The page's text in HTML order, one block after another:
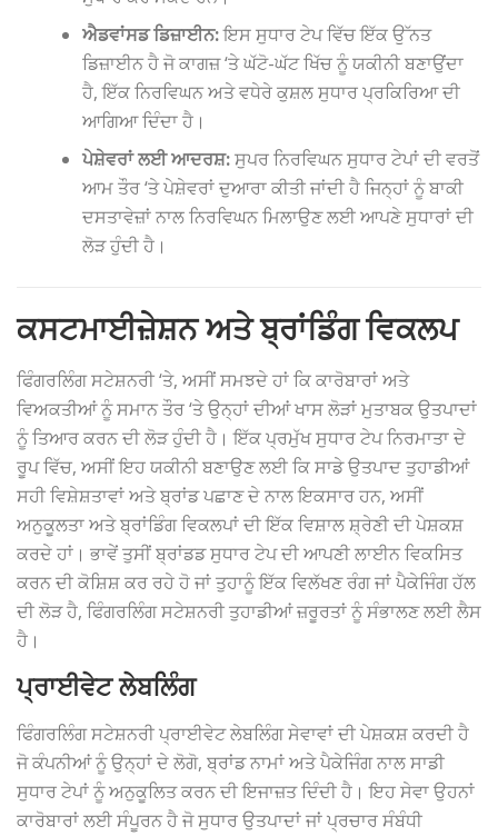
ਐਡਵਾਂਸਡ ਡਿਜ਼ਾਈਨ:ਇਸ ਸੁਧਾਰ ਟੇਪ ਵਿੱਚ ਇੱਕ ਉੱਨਤ
ਡਿਜ਼ਾਈਨ ਹੈ ਜੋ ਕਾਗਜ਼ ‘ਤੇ ਘੱਟੋ-ਘੱਟ ਖਿੱਚ ਨੂੰ ਯਕੀਨੀ ਬਣਾਉਂਦਾ
ਹੈ, ਇੱਕ ਨਿਰਵਿਘਨ ਅਤੇ ਵਧੇਰੇ ਕੁਸ਼ਲ ਸੁਧਾਰ ਪ੍ਰਕਿਰਿਆ ਦੀ
ਆਗਿਆ ਦਿੰਦਾ ਹੈ।
ਪੇਸ਼ੇਵਰਾਂ ਲਈ ਆਦਰਸ਼:ਸੁਪਰ ਨਿਰਵਿਘਨ ਸੁਧਾਰ ਟੇਪਾਂ ਦੀ ਵਰਤੋਂ
ਆਮ ਤੌਰ ‘ਤੇ ਪੇਸ਼ੇਵਰਾਂ ਦੁਆਰਾ ਕੀਤੀ ਜਾਂਦੀ ਹੈ ਜਿਨ੍ਹਾਂ ਨੂੰ ਬਾਕੀ
ਦਸਤਾਵੇਜ਼ਾਂ ਨਾਲ ਨਿਰਵਿਘਨ ਮਿਲਾਉਣ ਲਈ ਆਪਣੇ ਸੁਧਾਰਾਂ ਦੀ
ਲੋੜ ਹੁੰਦੀ ਹੈ।
ਕਸਟਮਾਈਜ਼ੇਸ਼ਨ ਅਤੇ ਬ੍ਰਾਂਡਿੰਗ ਵਿਕਲਪ
ਫਿੰਗਰਲਿੰਗ ਸਟੇਸ਼ਨਰੀ ‘ਤੇ, ਅਸੀਂ ਸਮਝਦੇ ਹਾਂ ਕਿ ਕਾਰੋਬਾਰਾਂ ਅਤੇ
ਵਿਅਕਤੀਆਂ ਨੂੰ ਸਮਾਨ ਤੌਰ ‘ਤੇ ਉਨ੍ਹਾਂ ਦੀਆਂ ਖਾਸ ਲੋੜਾਂ ਮੁਤਾਬਕ ਉਤਪਾਦਾਂ
ਨੂੰ ਤਿਆਰ ਕਰਨ ਦੀ ਲੋੜ ਹੁੰਦੀ ਹੈ। ਇੱਕ ਪ੍ਰਮੁੱਖ ਸੁਧਾਰ ਟੇਪ ਨਿਰਮਾਤਾ ਦੇ
ਰੂਪ ਵਿੱਚ, ਅਸੀਂ ਇਹ ਯਕੀਨੀ ਬਣਾਉਣ ਲਈ ਕਿ ਸਾਡੇ ਉਤਪਾਦ ਤੁਹਾਡੀਆਂ
ਸਹੀ ਵਿਸ਼ੇਸ਼ਤਾਵਾਂ ਅਤੇ ਬ੍ਰਾਂਡ ਪਛਾਣ ਦੇ ਨਾਲ ਇਕਸਾਰ ਹਨ, ਅਸੀਂ
ਅਨੁਕੂਲਤਾ ਅਤੇ ਬ੍ਰਾਂਡਿੰਗ ਵਿਕਲਪਾਂ ਦੀ ਇੱਕ ਵਿਸ਼ਾਲ ਸ਼੍ਰੇਣੀ ਦੀ ਪੇਸ਼ਕਸ਼
ਕਰਦੇ ਹਾਂ। ਭਾਵੇਂ ਤੁਸੀਂ ਬ੍ਰਾਂਡਡ ਸੁਧਾਰ ਟੇਪ ਦੀ ਆਪਣੀ ਲਾਈਨ ਵਿਕਸਿਤ
ਕਰਨ ਦੀ ਕੋਸ਼ਿਸ਼ ਕਰ ਰਹੇ ਹੋ ਜਾਂ ਤੁਹਾਨੂੰ ਇੱਕ ਵਿਲੱਖਣ ਰੰਗ ਜਾਂ ਪੈਕੇਜਿੰਗ ਹੱਲ
ਦੀ ਲੋੜ ਹੈ, ਫਿੰਗਰਲਿੰਗ ਸਟੇਸ਼ਨਰੀ ਤੁਹਾਡੀਆਂ ਜ਼ਰੂਰਤਾਂ ਨੂੰ ਸੰਭਾਲਣ ਲਈ ਲੈਸ
ਹੈ।
ਪ੍ਰਾਈਵੇਟ ਲੇਬਲਿੰਗ
ਫਿੰਗਰਲਿੰਗ ਸਟੇਸ਼ਨਰੀ ਪ੍ਰਾਈਵੇਟ ਲੇਬਲਿੰਗ ਸੇਵਾਵਾਂ ਦੀ ਪੇਸ਼ਕਸ਼ ਕਰਦੀ ਹੈ
ਜੋ ਕੰਪਨੀਆਂ ਨੂੰ ਉਨ੍ਹਾਂ ਦੇ ਲੋਗੋ, ਬ੍ਰਾਂਡ ਨਾਮਾਂ ਅਤੇ ਪੈਕੇਜਿੰਗ ਨਾਲ ਸਾਡੀ
ਸੁਧਾਰ ਟੇਪਾਂ ਨੂੰ ਅਨੁਕੂਲਿਤ ਕਰਨ ਦੀ ਇਜਾਜ਼ਤ ਦਿੰਦੀ ਹੈ। ਇਹ ਸੇਵਾ ਉਹਨਾਂ
ਕਾਰੋਬਾਰਾਂ ਲਈ ਸੰਪੂਰਨ ਹੈ ਜੋ ਸੁਧਾਰ ਉਤਪਾਦਾਂ ਜਾਂ ਪ੍ਰਚਾਰ ਸੰਬੰਧੀ